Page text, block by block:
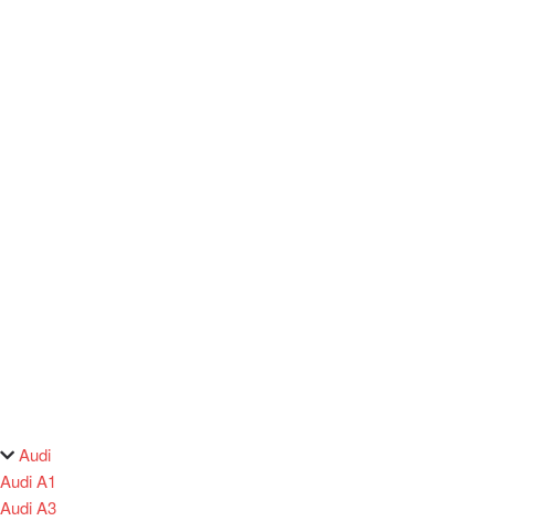
Audi
Audi A1
Audi A3